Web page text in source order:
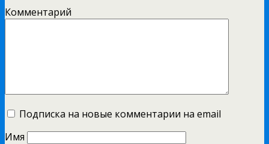
Комментарий
Подписка на новые комментарии на email
Имя